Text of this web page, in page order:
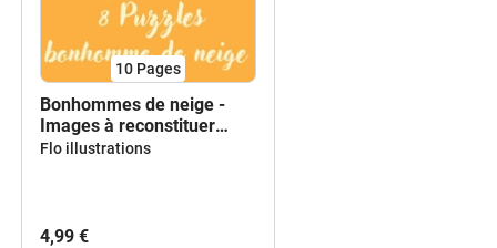
10 Pages
Bonhommes de neige -
Images à reconstituer
différenciées
Flo illustrations
4,99 €